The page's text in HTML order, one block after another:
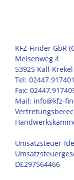
KFZ-Finder GbR
Meisenweg 4
53925 Kall-Krekel
Tel: 02447.917401
Fax:
Mail: info@kfz-
Umsatzsteuer-
DE297564466